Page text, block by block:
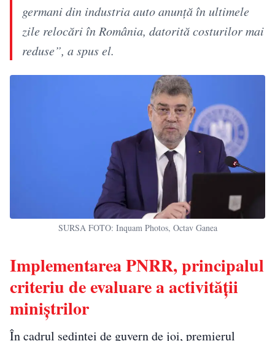
germani din industria auto anunță în ultimele
zile relocări în România, datorită costurilor mai
reduse”, a spus el.
SURSA FOTO: Inquam Photos, Octav Ganea
Implementarea PNRR, principalul
criteriu de evaluare a activității
miniștrilor
În cadrul ședinței de guvern de joi, premierul